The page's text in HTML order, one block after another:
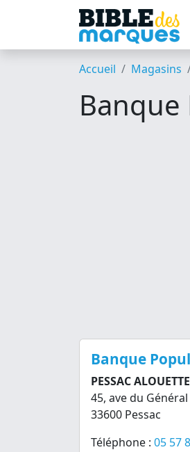
Accueil Magasins
Banque
Banque
PESSAC ALOUETTE
45, ave du
33600 Pessac
Téléphone : 05 57